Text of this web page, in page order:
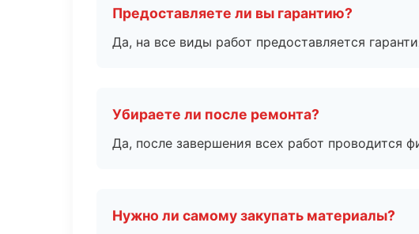
Предоставляете ли вы гарантию?
Да, на все виды работ предоставляется
Убираете ли после ремонта?
Да, после завершения всех работ проводится
Нужно ли самому закупать материалы?